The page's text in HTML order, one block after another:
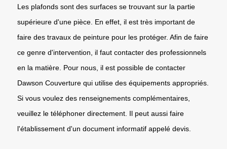
Les plafonds sont des surfaces se trouvant sur la partie
supérieure d'une pièce. En effet, il est très important de
faire des travaux de peinture pour les protéger. Afin de faire
ce genre d'intervention, il faut contacter des professionnels
en la matière. Pour nous, il est possible de contacter
Dawson Couverture qui utilise des équipements appropriés.
Si vous voulez des renseignements complémentaires,
veuillez le téléphoner directement. Il peut aussi faire
l'établissement d'un document informatif appelé devis.